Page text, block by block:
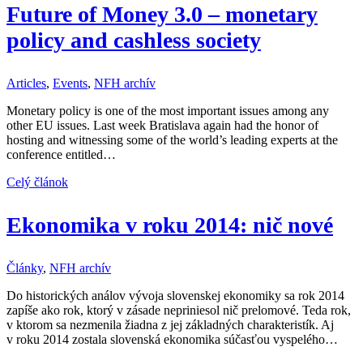
Future of Money 3.0 – monetary
policy and cashless society
Articles, Events, NFH archív
Monetary policy is one of the most important issues among any
other EU issues. Last week Bratislava again had the honor of
hosting and witnessing some of the world’s leading experts at the
conference entitled…
Celý článok
Ekonomika v roku 2014: nič nové
Články, NFH archív
Do historických análov vývoja slovenskej ekonomiky sa rok 2014
zapíše ako rok, ktorý v zásade nepriniesol nič prelomové. Teda rok,
v ktorom sa nezmenila žiadna z jej základných charakteristík. Aj
v roku 2014 zostala slovenská ekonomika súčasťou vyspelého…